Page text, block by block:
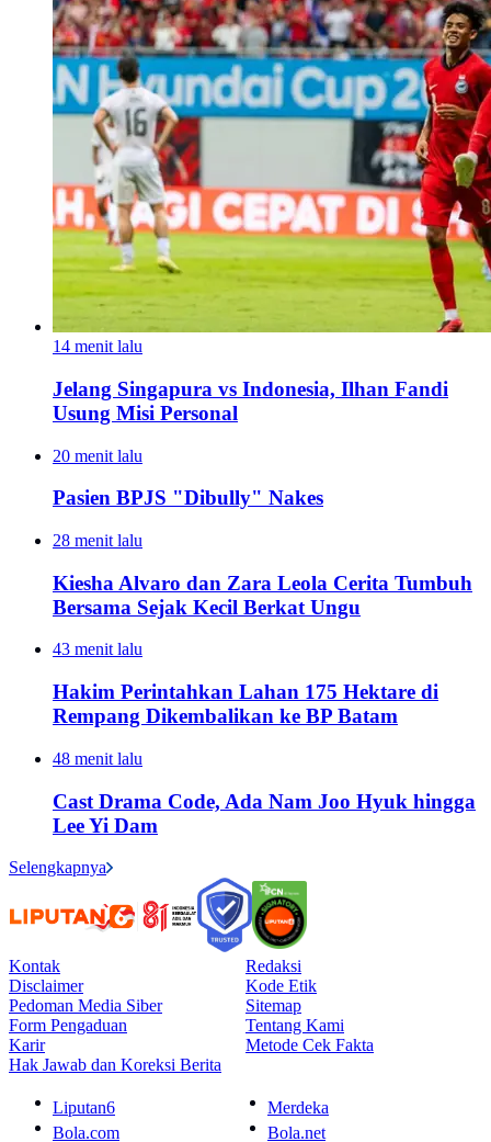
14 menit lalu
Jelang Singapura vs Indonesia, Ilhan Fandi
Usung Misi Personal
20 menit lalu
Pasien BPJS "Dibully" Nakes
28 menit lalu
Kiesha Alvaro dan Zara Leola Cerita Tumbuh
Bersama Sejak Kecil Berkat Ungu
43 menit lalu
Hakim Perintahkan Lahan 175 Hektare di
Rempang Dikembalikan ke BP Batam
48 menit lalu
Cast Drama Code, Ada Nam Joo Hyuk hingga
Lee Yi Dam
Selengkapnya
Kontak
Redaksi
Disclaimer
Kode Etik
Pedoman Media Siber
Sitemap
Form Pengaduan
Tentang Kami
Karir
Metode Cek Fakta
Hak Jawab dan Koreksi Berita
Liputan6
Merdeka
Bola.com
Bola.net